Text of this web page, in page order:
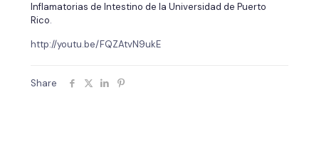
Inflamatorias de Intestino de la Universidad de Puerto
Rico.
http://youtu.be/FQZAtvN9ukE
Share